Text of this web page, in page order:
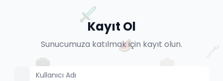
Kayıt Ol
Sunucumuza katılmak için kayıt olun.